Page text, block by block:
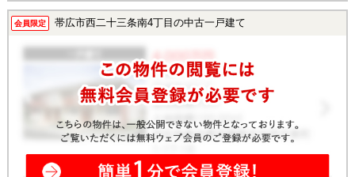
会員限定 帯広市西二十三条南4丁目の中古一戸建て